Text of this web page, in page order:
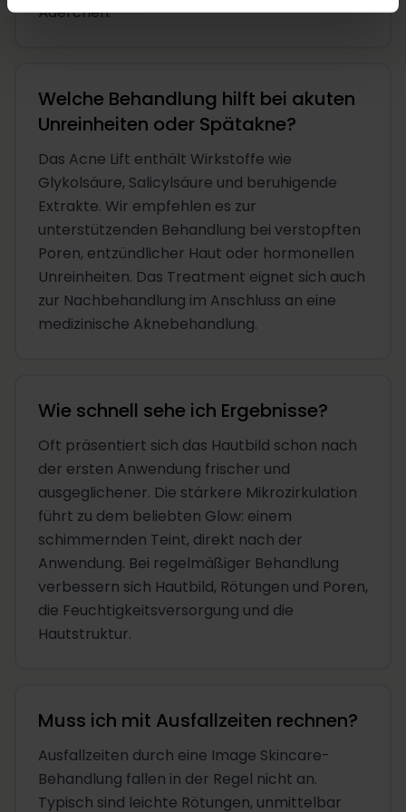
Äderchen.
Welche Behandlung hilft bei akuten
Unreinheiten oder Spätakne?
Das Acne Lift enthält Wirkstoffe wie
Glykolsäure, Salicylsäure und beruhigende
Extrakte. Wir empfehlen es zur
unterstützenden Behandlung bei verstopften
Poren, entzündlicher Haut oder hormonellen
Unreinheiten. Das Treatment eignet sich auch
zur Nachbehandlung im Anschluss an eine
medizinische Aknebehandlung.
Wie schnell sehe ich Ergebnisse?
Oft präsentiert sich das Hautbild schon nach
der ersten Anwendung frischer und
ausgeglichener. Die stärkere Mikrozirkulation
führt zu dem beliebten Glow: einem
schimmernden Teint, direkt nach der
Anwendung. Bei regelmäßiger Behandlung
verbessern sich Hautbild, Rötungen und Poren,
die Feuchtigkeitsversorgung und die
Hautstruktur.
Muss ich mit Ausfallzeiten rechnen?
Ausfallzeiten durch eine Image Skincare-
Behandlung fallen in der Regel nicht an.
Typisch sind leichte Rötungen, unmittelbar